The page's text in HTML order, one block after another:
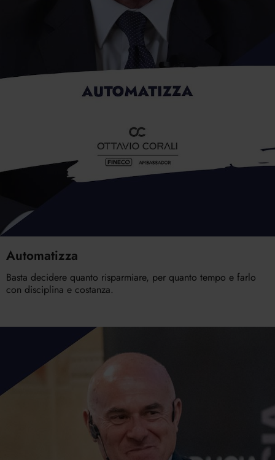
Automatizza
Basta decidere quanto risparmiare, per quanto tempo e farlo
con disciplina e costanza.